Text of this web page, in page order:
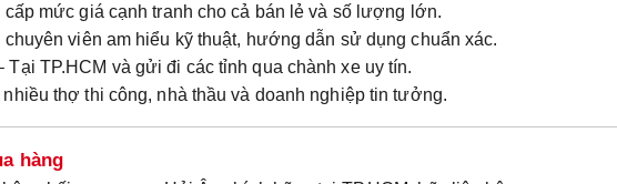
cấp mức giá cạnh tranh cho cả bán lẻ và số lượng lớn.
viên am hiểu kỹ thuật, hướng dẫn sử dụng chuẩn xác.
Tại TP.HCM và gửi đi các tỉnh qua chành xe uy tín.
thợ thi công, nhà thầu và doanh nghiệp tin tưởng.
hàng